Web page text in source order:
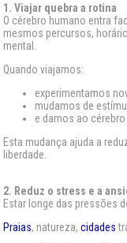
1. Viajar quebra a rotina
O cérebro humano entra
mesmos percursos,
mental.
Quando viajamos:
experimentamos
mudamos de
e damos ao
Esta mudança ajuda a
liberdade.
2. Reduz o stress e a
Estar longe das pressões
Praias, natureza,cidades